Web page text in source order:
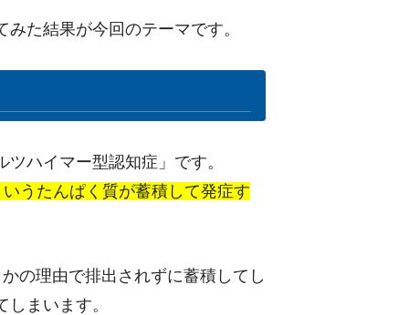
た結果が今回のテーマです。
ハイマー型認知症」です。
いうたんぱく質が蓄積して発症す
の理由で排出されずに蓄積してし
まいます。